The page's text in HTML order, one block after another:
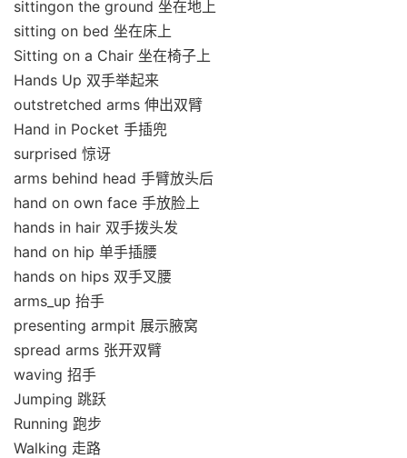
sittingon the ground 坐在地上
sitting on bed 坐在床上
Sitting on a Chair 坐在椅子上
Hands Up 双手举起来
outstretched arms 伸出双臂
Hand in Pocket 手插兜
surprised 惊讶
arms behind head 手臂放头后
hand on own face 手放脸上
hands in hair 双手拨头发
hand on hip 单手插腰
hands on hips 双手叉腰
arms_up 抬手
presenting armpit 展示腋窝
spread arms 张开双臂
waving 招手
Jumping 跳跃
Running 跑步
Walking 走路